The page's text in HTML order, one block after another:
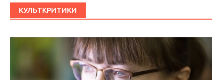
КУЛЬТКРИТИКИ